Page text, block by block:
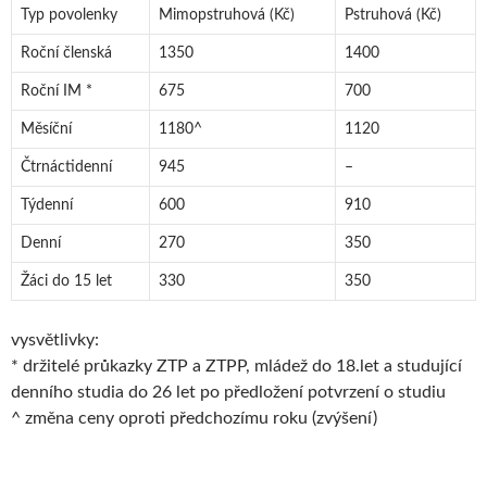
Typ povolenky Mimopstruhová (Kč) Pstruhová (Kč)
Roční členská 1350 1400
Roční IM * 675 700
Měsíční 1180^ 1120
Čtrnáctidenní 945 –
Týdenní 600 910
Denní 270 350
Žáci do 15 let 330 350
vysvětlivky:
* držitelé průkazky ZTP a ZTPP, mládež do 18.let a studující
denního studia do 26 let po předložení potvrzení o studiu
^ změna ceny oproti předchozímu roku (zvýšení)